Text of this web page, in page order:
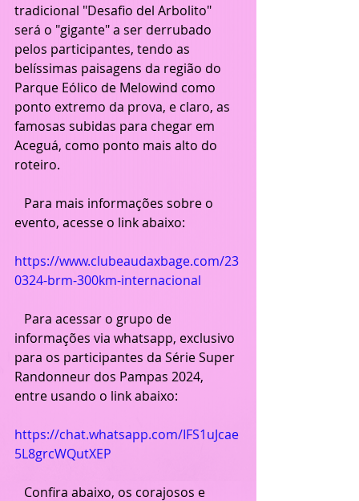
tradicional "Desafio del Arbolito"
será o "gigante" a ser derrubado
pelos participantes, tendo as
belíssimas paisagens da região do
Parque Eólico de Melowind como
ponto extremo da prova, e claro, as
famosas subidas para chegar em
Aceguá, como ponto mais alto do
roteiro.
evento, acesse o link abaixo:
https://www.clubeaudaxbage.com/23
0324-brm-300km-internacional
informações via whatsapp, exclusivo
para os participantes da Série Super
Randonneur dos Pampas 2024,
entre usando o link abaixo:
https://chat.whatsapp.com/IFS1uJcae
5L8grcWQutXEP